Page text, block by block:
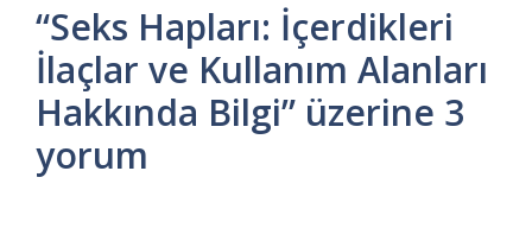
“Seks Hapları: İçerdikleri
İlaçlar ve Kullanım Alanları
Hakkında Bilgi” üzerine 3
yorum